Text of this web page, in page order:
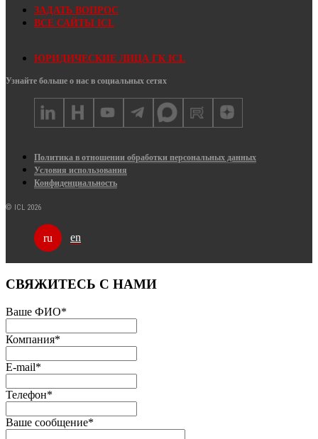
ЗАДАТЬ ВОПРОС
ВСЕ САЙТЫ ICL
ЮРИДИЧЕСКИЕ ЛИЦА ГК ICL
Узнайте больше о нас в социальных сетях
Политика в отношении обработки персональных данных
Условия использования
Конфиденциальность
© ICL 2026
ru en
СВЯЖИТЕСЬ С НАМИ
Ваше ФИО*
Компания*
E-mail*
Телефон*
Ваше сообщение*